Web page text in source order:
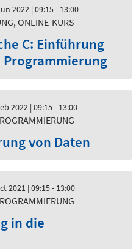
2022 | 09:15 - 13:00
ONLINE-KURS
C: Einführung
2022 | 09:15 - 13:00
von Daten
2021 | 09:15 - 13:00
in die